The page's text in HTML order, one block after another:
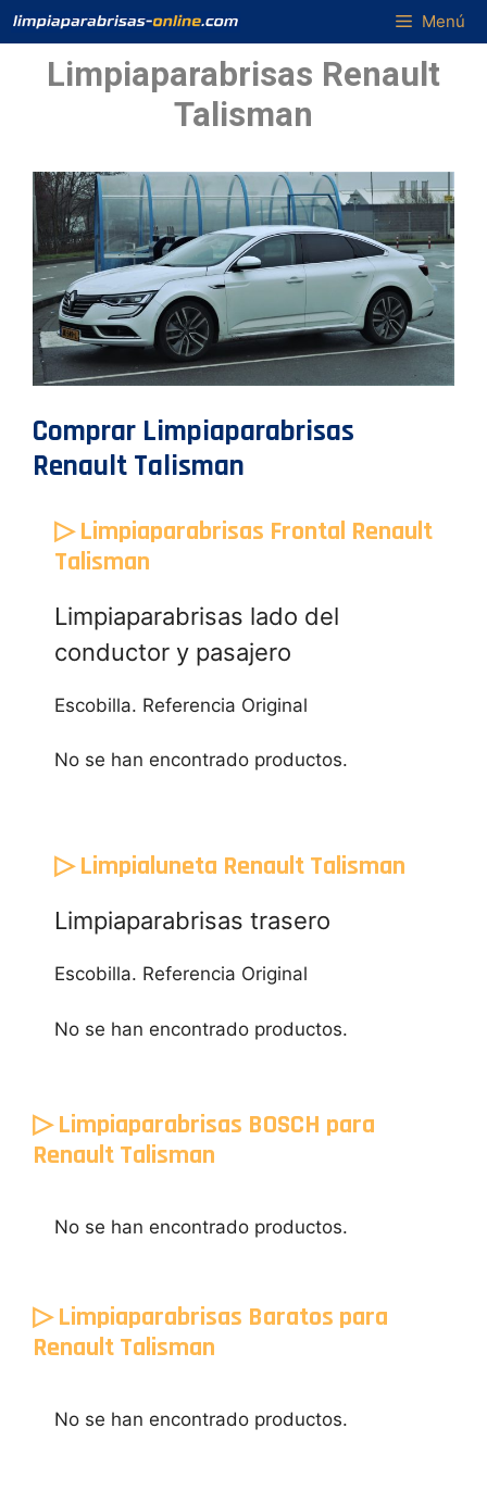
Saltar
al
contenido
Menú
Limpiaparabrisas Renault
Talisman
Comprar Limpiaparabrisas
Renault Talisman
▷ Limpiaparabrisas Frontal Renault
Talisman
Limpiaparabrisas lado del
conductor y pasajero
Escobilla. Referencia Original
No se han encontrado productos.
▷ Limpialuneta Renault Talisman
Limpiaparabrisas trasero
Escobilla. Referencia Original
No se han encontrado productos.
▷ Limpiaparabrisas BOSCH para
Renault Talisman
No se han encontrado productos.
▷ Limpiaparabrisas Baratos para
Renault Talisman
No se han encontrado productos.